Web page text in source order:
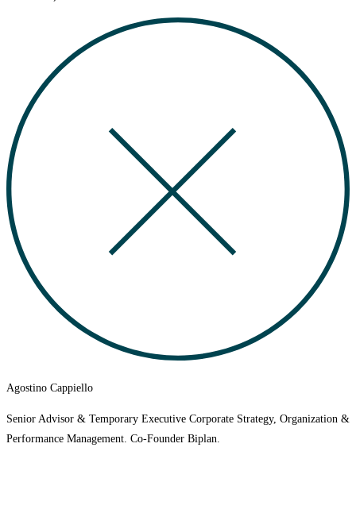
Agostino Cappiello
Senior Advisor & Temporary Executive Corporate Strategy, Organization &
Performance Management. Co-Founder Biplan.